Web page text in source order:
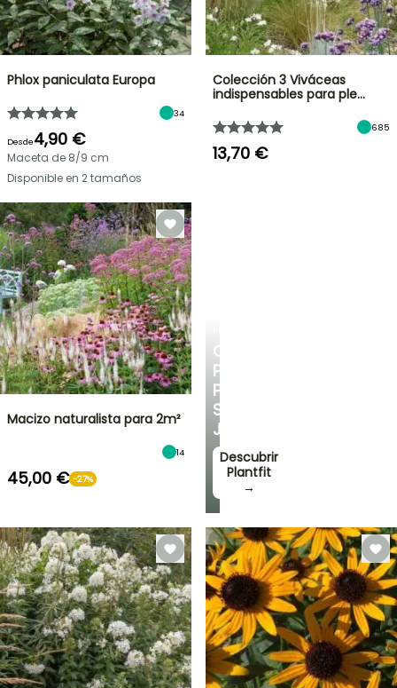
CONSEJOS
PERSONALIZADOS
PARA
SU
JARDÍN
Descubrir
Plantfit
→
Phlox paniculata Europa
34
Desde4,90 €
Maceta de 8/9 cm
Disponible en 2 tamaños
Colección 3 Viváceas
indispensables para ple…
685
13,70 €
Macizo naturalista para 2m²
14
45,00 € -27%